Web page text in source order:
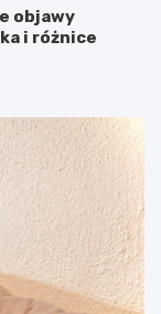
objawy
i różnice